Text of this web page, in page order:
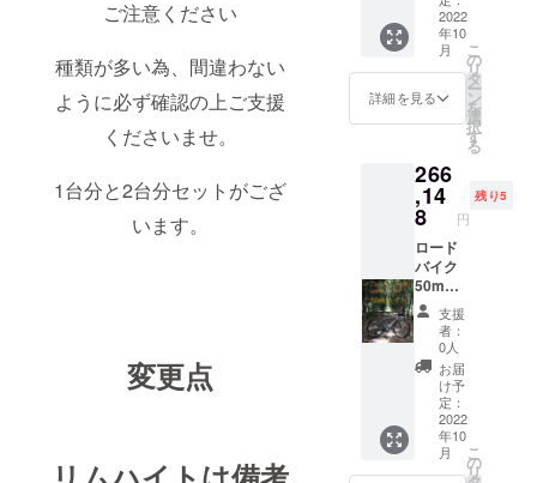
ご注意ください
種類が多い為、間違わない
ように必ず確認の上ご支援
くださいませ。
1台分と2台分セットがござ
います。
変更点
ん。
真と異
なる場
合がご
ざいま
す。 ※
ホイー
ル完成
す。車
体、タ
イヤ、
チュー
ブなど
付属品
以外は
含まれ
ませ
ん。
R24H
hoshi
:wingst
ar
AERO
（開放
組） 真
プル：
黒 ※開
放組み
はス
ポーク
がクロ
スする
場合、
捩じら
ない組
み方で
す。 ※
イメー
ジ写真
は、リ
ム高の
選択で
『2台
分！！
！』
35%off
+送料 2
台分！
通常販
402,688
円税込
※2022.6
月時点
カーボ
ンリム
700c（
UDマッ
トクリ
ア仕上
げ）
F:24H/
R24H
SAPIM
:CX-
RAY
black（
2022
年10
月
詳細を見る
こ
の
リ
タ
ー
ン
を
選
択
す
る
266
,14
8 円
残り5
ロード
バイク
50mm
ハイト
【ディ
スクブ
レー
キ】仕
様カー
ボンホ
イール
『2台
分！！
支援
者：
0人
お届
け予
定：
2022
年10
月
こ
の
リ